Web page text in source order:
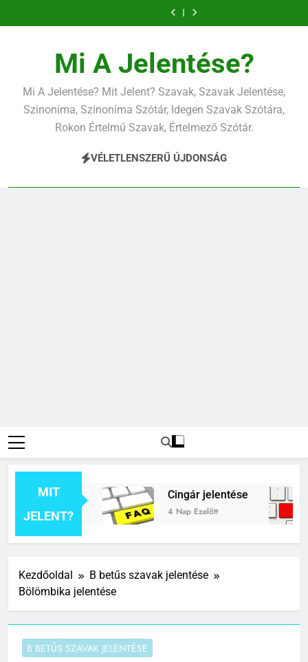
a
Mi A Jelentése?
Mi A Jelentése? Mit Jelent? Szavak, Szavak Jelentése,
Szinoníma, Szinoníma Szótár, Idegen Szavak Szótára,
Rokon Értelmű Szavak, Értelmező Szótár.
VÉLETLENSZERŰ ÚJDONSÁG
MIT
JELENT?
jelentése Cingár jelentése
4 Nap Ezelőtt
Kezdőoldal
B betűs szavak jelentése
Bölömbika jelentése
B BETŰS SZAVAK JELENTÉSE